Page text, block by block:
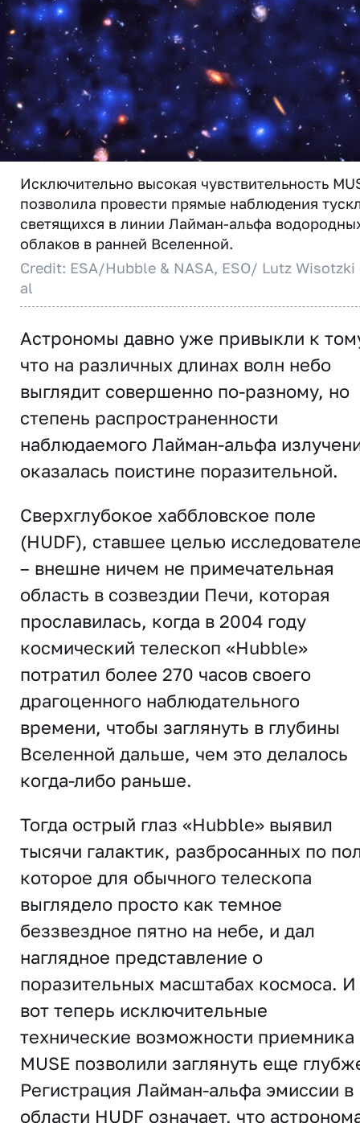
Исключительно высокая чувствительность
позволила провести прямые наблюдения
светящихся в линии Лайман-альфа
облаков в ранней Вселенной.
Credit: ESA/Hubble & NASA, ESO/ Lutz Wisotzki
al
Астрономы давно уже привыкли к
что на различных длинах волн небо
выглядит совершенно по-разному, но
степень распространенности
наблюдаемого Лайман-альфа
оказалась поистине поразительной.
Сверхглубокое хаббловское поле
(HUDF), ставшее целью
– внешне ничем не примечательная
область в созвездии Печи, которая
прославилась, когда в 2004 году
космический телескоп «Hubble»
потратил более 270 часов своего
драгоценного наблюдательного
времени, чтобы заглянуть в глубины
Вселенной дальше, чем это делалось
когда-либо раньше.
Тогда острый глаз «Hubble» выявил
тысячи галактик, разбросанных по
которое для обычного телескопа
выглядело просто как темное
беззвездное пятно на небе, и дал
наглядное представление о
поразительных масштабах космоса. И
вот теперь исключительные
технические возможности приемника
MUSE позволили заглянуть еще
Регистрация Лайман-альфа эмиссии в
области HUDF означает, что